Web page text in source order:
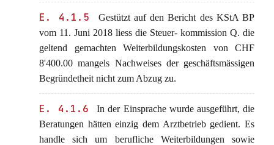
E. 4.1.5
Gestützt auf den Bericht des KStA BP
vom 11. Juni 2018 liess die Steuer- kommission Q. die
geltend gemachten Weiterbildungskosten von CHF
8'400.00 mangels Nachweises der geschäftsmässigen
Begründetheit nicht zum Abzug zu.
E. 4.1.6
In der Einsprache wurde ausgeführt, die
Beratungen hätten einzig dem Arztbetrieb gedient. Es
handle sich um berufliche Weiterbildungen sowie